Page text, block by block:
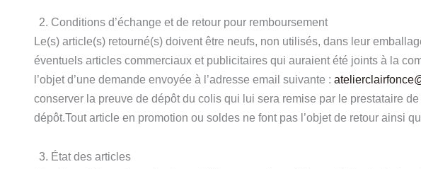
Conditions d’échange et de retour pour remboursement
Le(s) article(s) retourné(s) doivent être neufs, non utilisés, dans leur
éventuels articles commerciaux et publicitaires qui auraient été joints à la
l’objet d’une demande envoyée à l’adresse email suivante :
conserver la preuve de dépôt du colis qui lui sera remise par le prestataire
dépôt.Tout article en promotion ou soldes ne font pas l’objet de retour ainsi
État des articles